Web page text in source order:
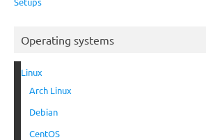
Operating systems
Linux
Arch Linux
Debian
CentOS